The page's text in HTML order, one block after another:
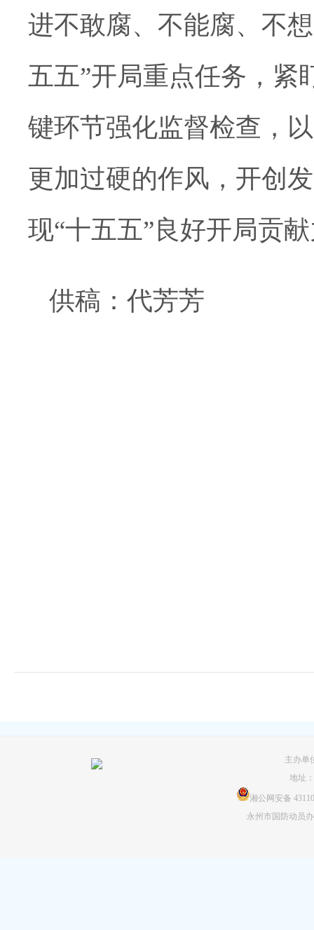
进不敢腐、不能腐、不
五五”开局重点任务，紧
键环节强化监督检查，
更加过硬的作风，开创
现“十五五”良好开局贡
供稿：代芳芳
主办单
地址
湘公网安备
永州市国防动员